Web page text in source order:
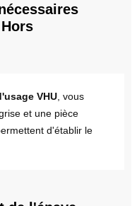
VHU , vous
et une pièce
d'établir le